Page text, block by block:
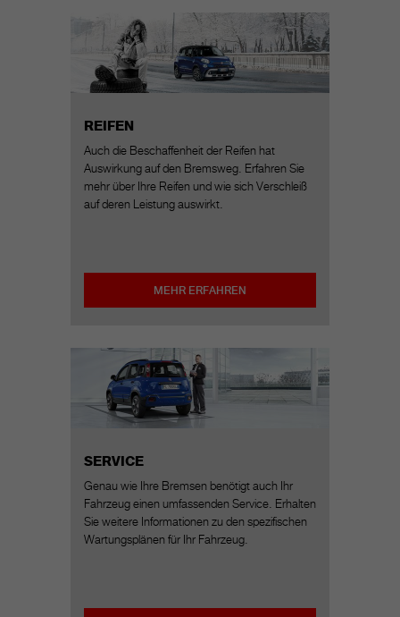
REIFEN
Auch die Beschaffenheit der Reifen hat
Auswirkung auf den Bremsweg. Erfahren Sie
mehr über Ihre Reifen und wie sich Verschleiß
auf deren Leistung auswirkt.
MEHR ERFAHREN
SERVICE
Genau wie Ihre Bremsen benötigt auch Ihr
Fahrzeug einen umfassenden Service. Erhalten
Sie weitere Informationen zu den spezifischen
Wartungsplänen für Ihr Fahrzeug.